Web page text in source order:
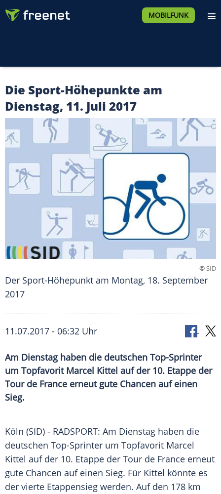
MOBILFUNK
Die Sport-Höhepunkte am
Dienstag, 11. Juli 2017
©SID
Der Sport-Höhepunkt am Montag, 18. September
2017
11.07.2017 - 06:32 Uhr
Am Dienstag haben die deutschen Top-Sprinter
um Topfavorit Marcel Kittel auf der 10. Etappe der
Tour de France erneut gute Chancen auf einen
Sieg.
Köln (SID) - RADSPORT: Am Dienstag haben die
deutschen Top-Sprinter um Topfavorit Marcel
Kittel auf der 10. Etappe der Tour de France erneut
gute Chancen auf einen Sieg. Für Kittel könnte es
der vierte Etappensieg werden. Auf den 178 km